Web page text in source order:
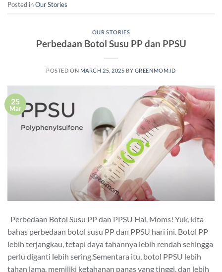
Posted inOur Stories
OUR STORIES
Perbedaan Botol Susu PP dan PPSU
POSTED ON MARCH 25, 2025 BY GREENMOM.ID
25
Mar
Perbedaan Botol Susu PP dan PPSU Hai, Moms! Yuk, kita
bahas perbedaan botol susu PP dan PPSU hari ini. Botol PP
lebih terjangkau, tetapi daya tahannya lebih rendah sehingga
perlu diganti lebih sering.Sementara itu, botol PPSU lebih
tahan lama, memiliki ketahanan panas yang tinggi, dan lebih